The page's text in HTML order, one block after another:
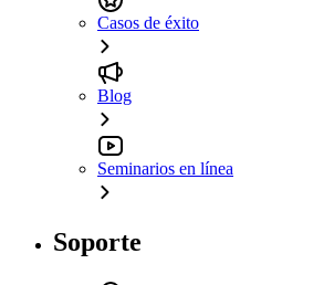
Casos de éxito
Blog
Seminarios en línea
Soporte